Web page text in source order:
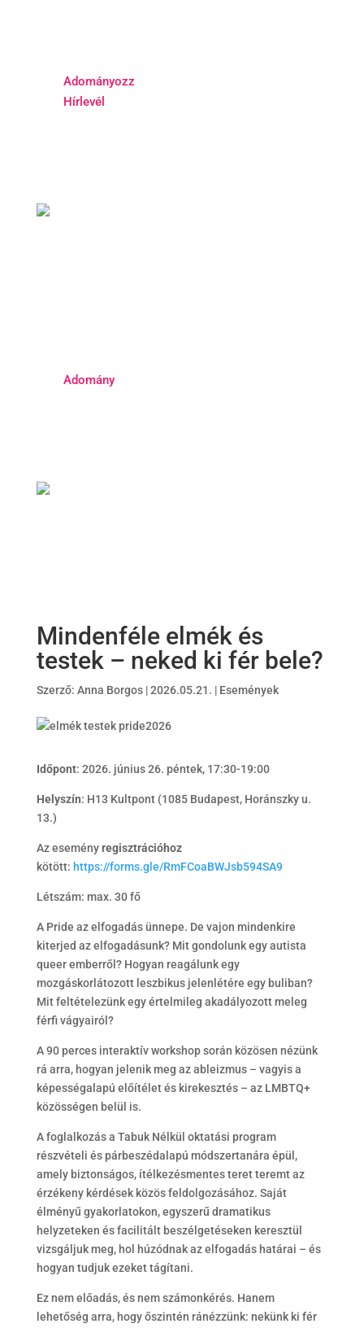
Adományozz
Hírlevél
Adomány
Mindenféle elmék és
testek – neked ki fér bele?
Szerző: Anna Borgos|2026.05.21. | Események
Időpont: 2026. június 26. péntek, 17:30-19:00
Helyszín: H13 Kultpont (1085 Budapest, Horánszky u.
13.)
Az eseményregisztrációhoz
kötött: https://forms.gle/RmFCoaBWJsb594SA9
Létszám: max. 30 fő
A Pride az elfogadás ünnepe. De vajon mindenkire
kiterjed az elfogadásunk? Mit gondolunk egy autista
queer emberről? Hogyan reagálunk egy
mozgáskorlátozott leszbikus jelenlétére egy buliban?
Mit feltételezünk egy értelmileg akadályozott meleg
férfi vágyairól?
A 90 perces interaktív workshop során közösen nézünk
rá arra, hogyan jelenik meg az ableizmus – vagyis a
képességalapú előítélet és kirekesztés – az LMBTQ+
közösségen belül is.
A foglalkozás a Tabuk Nélkül oktatási program
részvételi és párbeszédalapú módszertanára épül,
amely biztonságos, ítélkezésmentes teret teremt az
érzékeny kérdések közös feldolgozásához. Saját
élményű gyakorlatokon, egyszerű dramatikus
helyzeteken és facilitált beszélgetéseken keresztül
vizsgáljuk meg, hol húzódnak az elfogadás határai – és
hogyan tudjuk ezeket tágítani.
Ez nem előadás, és nem számonkérés. Hanem
lehetőség arra, hogy őszintén ránézzünk: nekünk ki fér